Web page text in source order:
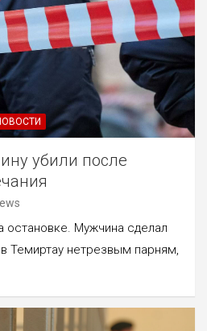
убили после
остановке. Мужчина сделал
Темиртау нетрезвым парням,